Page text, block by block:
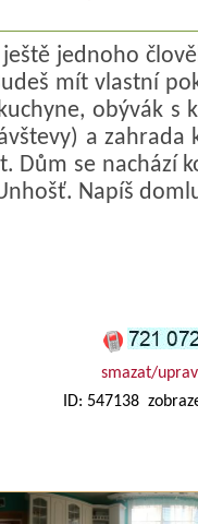
jednoho
mít vlastní
obývák s
a zahrada
Dům se nachází
Napíš
smazat/
ID: 547138